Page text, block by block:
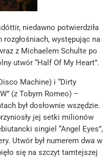
niedawno potwierdziła
występując na
z Michaelem Schulte po
utwór “Half Of My Heart”.
Machine) i “Dirty
(z Tobym Romeo) –
był dosłownie wszędzie.
jej setki milionów
singiel “Angel Eyes”,
Utwór był numerem dwa w
się na szczyt tamtejszej